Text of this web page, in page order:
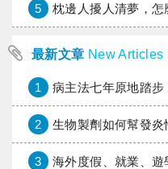
5 枕邊人擾人清夢，怎
最新文章 New Articles
1 病主法七年原地踏
2 生物製劑如何幫發炎性腸道疾病
3 海外度假、就業、遊學保障加倍，富